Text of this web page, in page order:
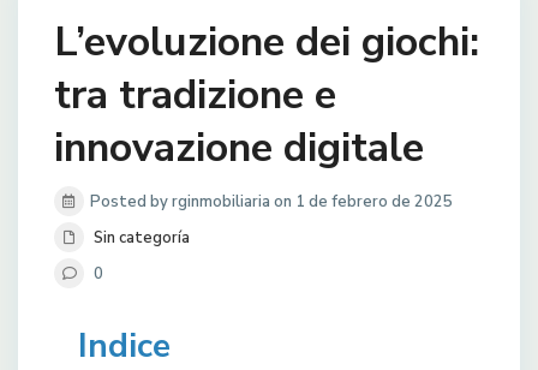
L’evoluzione dei giochi:
tra tradizione e
innovazione digitale
Posted by rginmobiliaria on 1 de febrero de 2025
Sin categoría
0
Indice